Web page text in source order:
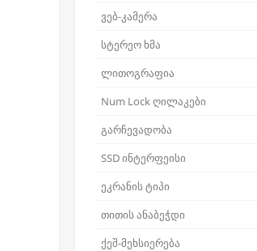
ვებ-კამერა
სტერეო ხმა
ლითოგრაფია
Num Lock ღილაკები
გარჩევადობა
SSD ინტერფეისი
ეკრანის ტიპი
თითის ანაბეჭდი
ქეშ-მეხსიერება